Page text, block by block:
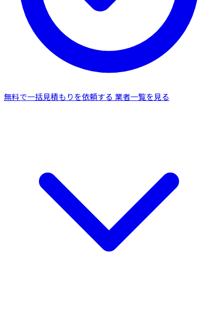
無料で一括見積もりを依頼する 業者一覧を見る